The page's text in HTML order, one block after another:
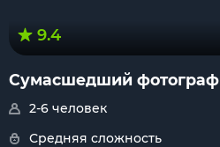
9.4
Сумасшедший фотограф
2-6 человек
Средняя сложность